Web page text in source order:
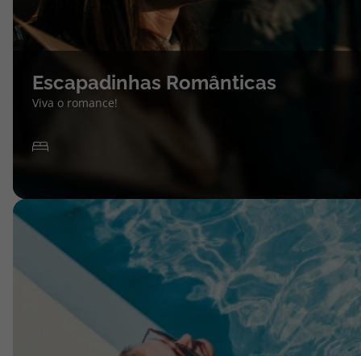
Escapadinhas Românticas
Viva o romance!